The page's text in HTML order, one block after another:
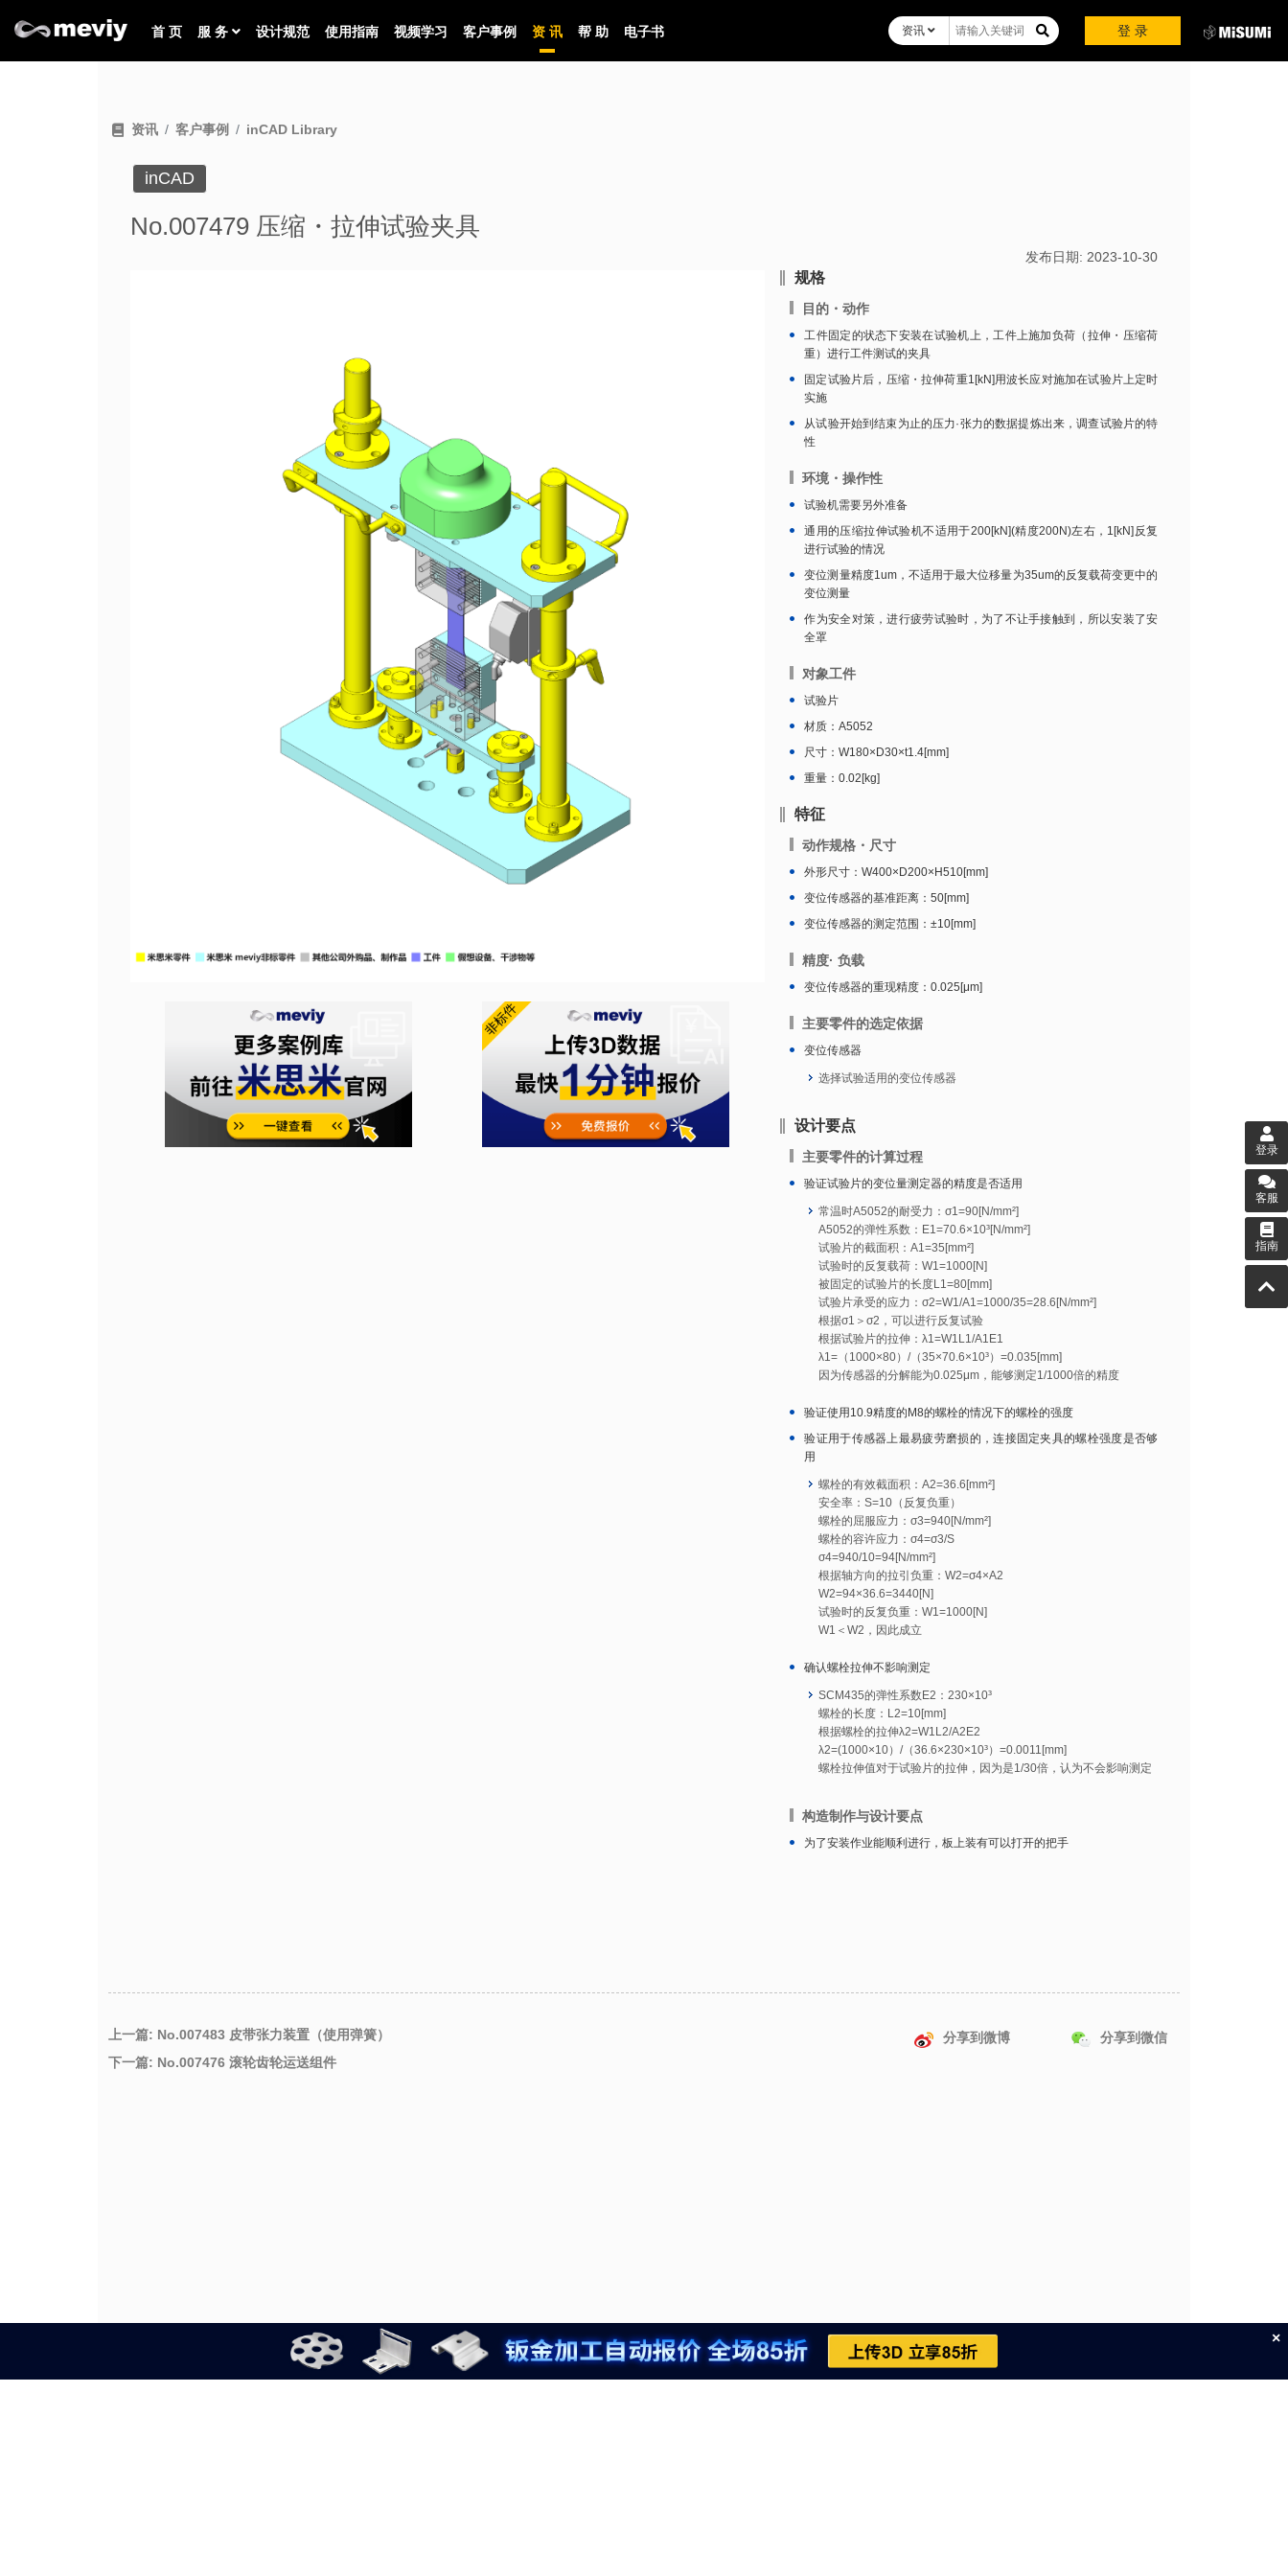
首 页 服 务 设计规范 使用指南 视频学习 客户事例 资 讯 帮 助 电子书 登 录
资讯
资讯 客户事例 inCAD Library
inCAD
No.007479 压缩・拉伸试验夹具
发布日期: 2023-10-30
规格
目的・动作
工件固定的状态下安装在试验机上，工件上施加负荷（拉伸・压缩荷
重）进行工件测试的夹具
固定试验片后，压缩・拉伸荷重1[kN]用波长应对施加在试验片上定时
实施
从试验开始到结束为止的压力·张力的数据提炼出来，调查试验片的特
性
环境・操作性
试验机需要另外准备
通用的压缩拉伸试验机不适用于200[kN](精度200N)左右，1[kN]反复
进行试验的情况
变位测量精度1um，不适用于最大位移量为35um的反复载荷变更中的
变位测量
作为安全对策，进行疲劳试验时，为了不让手接触到，所以安装了安
全罩
对象工件
试验片
材质：A5052
尺寸：W180×D30×t1.4[mm]
重量：0.02[kg]
特征
动作规格・尺寸
外形尺寸：W400×D200×H510[mm]
变位传感器的基准距离：50[mm]
变位传感器的测定范围：±10[mm]
精度· 负载
变位传感器的重现精度：0.025[μm]
主要零件的选定依据
变位传感器
选择试验适用的变位传感器
设计要点
主要零件的计算过程
验证试验片的变位量测定器的精度是否适用
常温时A5052的耐受力：σ1=90[N/mm²]
A5052的弹性系数：E1=70.6×10³[N/mm²]
试验片的截面积：A1=35[mm²]
试验时的反复载荷：W1=1000[N]
被固定的试验片的长度L1=80[mm]
试验片承受的应力：σ2=W1/A1=1000/35=28.6[N/mm²]
根据σ1＞σ2，可以进行反复试验
根据试验片的拉伸：λ1=W1L1/A1E1
λ1=（1000×80）/（35×70.6×10³）=0.035[mm]
因为传感器的分解能为0.025μm，能够测定1/1000倍的精度
验证使用10.9精度的M8的螺栓的情况下的螺栓的强度
验证用于传感器上最易疲劳磨损的，连接固定夹具的螺栓强度是否够
用
螺栓的有效截面积：A2=36.6[mm²]
安全率：S=10（反复负重）
螺栓的屈服应力：σ3=940[N/mm²]
螺栓的容许应力：σ4=σ3/S
σ4=940/10=94[N/mm²]
根据轴方向的拉引负重：W2=σ4×A2
W2=94×36.6=3440[N]
试验时的反复负重：W1=1000[N]
W1＜W2，因此成立
确认螺栓拉伸不影响测定
SCM435的弹性系数E2：230×10³
螺栓的长度：L2=10[mm]
根据螺栓的拉伸λ2=W1L2/A2E2
λ2=(1000×10）/（36.6×230×10³）=0.0011[mm]
螺栓拉伸值对于试验片的拉伸，因为是1/30倍，认为不会影响测定
构造制作与设计要点
为了安装作业能顺利进行，板上装有可以打开的把手
上一篇: No.007483 皮带张力装置（使用弹簧）
下一篇: No.007476 滚轮齿轮运送组件
分享到微博 分享到微信
×
登录
客服
指南